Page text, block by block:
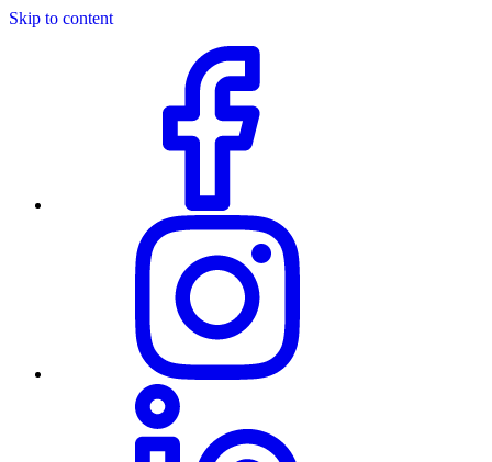
Skip to content